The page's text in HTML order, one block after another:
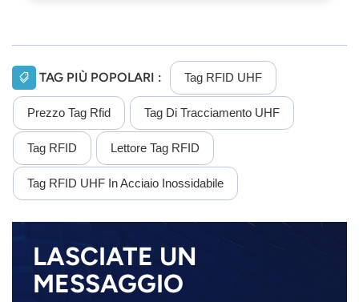
TAG PIÙ POPOLARI : Tag RFID UHF
Prezzo Tag Rfid Tag Di Tracciamento UHF
Tag RFID Lettore Tag RFID
Tag RFID UHF In Acciaio Inossidabile
LASCIATE UN
MESSAGGIO